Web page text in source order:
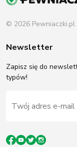
© 2026 Pewniaczki.pl
Newsletter
Zapisz się do
typów!